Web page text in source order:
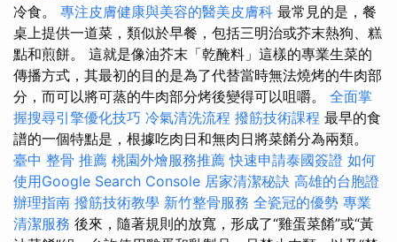
冷食。 專注皮膚健康與美容的醫美皮膚科 最常見的是，餐
桌上提供一道菜，類似於早餐，包括三明治或芥末熱狗、糕
點和煎餅。 這就是像油芥末「乾醃料」這樣的專業生菜的
傳播方式，其最初的目的是為了代替當時無法燒烤的牛肉部
分，而可以將可蒸的牛肉部分烤後變得可以咀嚼。 全面掌
握搜尋引擎優化技巧 冷氣清洗流程 撥筋技術課程 最早的食
譜的一個特點是，根據吃肉日和無肉日將菜餚分為兩類。
臺中 整骨 推薦 桃園外燴服務推薦快速申請泰國簽證 如何
使用Google Search Console 居家清潔秘訣 高雄的台胞證
辦理指南 撥筋技術教學 新竹整骨服務 全瓷冠的優勢 專業
清潔服務 後來，隨著規則的放寬，形成了“雞蛋菜餚”或“黃